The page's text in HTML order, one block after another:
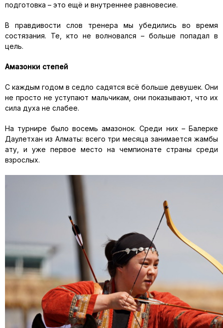
подготовка – это ещё и внутреннее равновесие.
В правдивости слов тренера мы убедились во время
состязания. Те, кто не волновался – больше попадал в
цель.
Амазонки степей
С каждым годом в седло садятся всё больше девушек. Они
не просто не уступают мальчикам, они показывают, что их
сила духа не слабее.
На турнире было восемь амазонок. Среди них – Балерке
Даулетхан из Алматы: всего три месяца занимается жамбы
ату , и уже первое место на чемпионате страны среди
взрослых.